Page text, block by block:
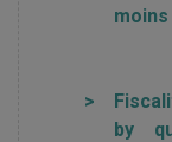
moins
>
by